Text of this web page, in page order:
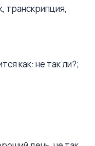
транскрипция,
как: не так ли?;